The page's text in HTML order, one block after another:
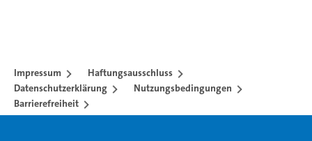
Impressum
Haftungsausschluss
Datenschutzerklärung
Nutzungsbedingungen
Barrierefreiheit